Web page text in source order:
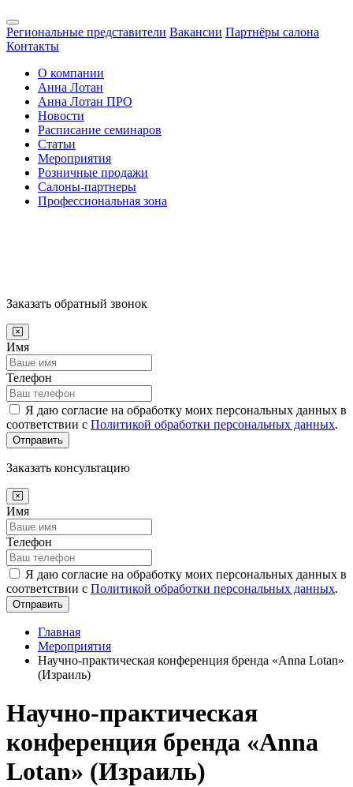
Региональные представители Вакансии Партнёры салона
Контакты
О компании
Анна Лотан
Анна Лотан ПРО
Новости
Расписание семинаров
Статьи
Мероприятия
Розничные продажи
Салоны-партнеры
Профессиональная зона
Заказать обратный звонок
Имя
Телефон
Я даю согласие на обработку моих персональных данных в
соответствии с Политикой обработки персональных данных.
Отправить
Заказать консультацию
Имя
Телефон
Я даю согласие на обработку моих персональных данных в
соответствии с Политикой обработки персональных данных.
Отправить
Главная
Мероприятия
Научно-практическая конференция бренда «Anna Lotan»
(Израиль)
Научно-практическая
конференция бренда «Anna
Lotan» (Израиль)